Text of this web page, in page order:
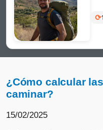
⟳
¿Cómo calcular
caminar?
15/02/2025